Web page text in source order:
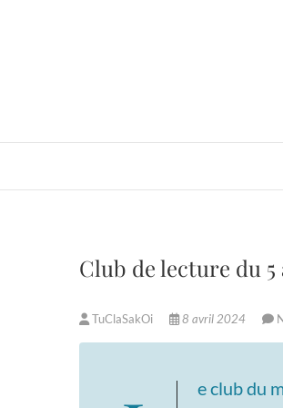
Club de lecture du
TuClaSakOi 8 avril 2024